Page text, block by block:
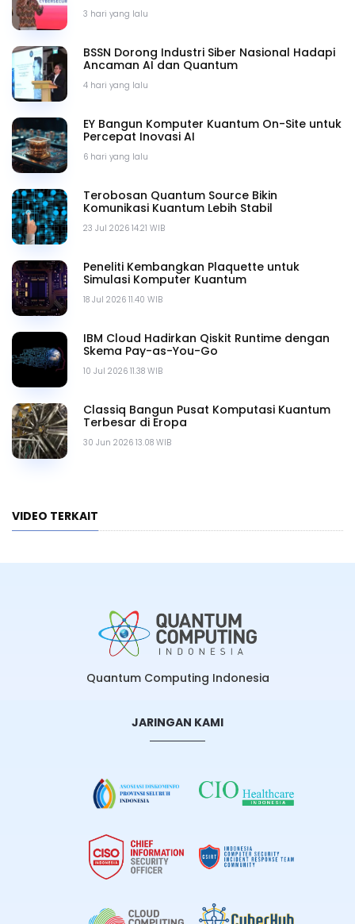
3 hari yang lalu
4 hari yang lalu
BSSN Dorong Industri Siber Nasional Hadapi
Ancaman AI dan Quantum
6 hari yang lalu
EY Bangun Komputer Kuantum On-Site untuk
Percepat Inovasi AI
23 Jul 2026 14.21 WIB
Terobosan Quantum Source Bikin
Komunikasi Kuantum Lebih Stabil
18 Jul 2026 11.40 WIB
Peneliti Kembangkan Plaquette untuk
Simulasi Komputer Kuantum
10 Jul 2026 11.38 WIB
IBM Cloud Hadirkan Qiskit Runtime dengan
Skema Pay-as-You-Go
30 Jun 2026 13.08 WIB
Classiq Bangun Pusat Komputasi Kuantum
Terbesar di Eropa
VIDEO TERKAIT
Quantum Computing Indonesia
JARINGAN KAMI